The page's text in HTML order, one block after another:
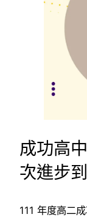
成功高
次進步
111 年度高二